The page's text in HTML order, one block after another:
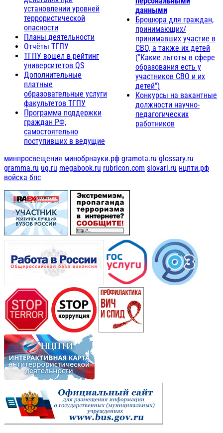
установлении уровней
террористической
опасности
Планы деятельности
Отчёты ТГПУ
ТГПУ вошел в рейтинг
университетов QS
Дополнительные
платные
образовательные услуги
факультетов ТГПУ
Программа поддержки
граждан РФ,
самостоятельно
поступивших в ведущие
данными
Брошюра для граждан,
принимающих/
принимавших участие в
СВО, а также их детей
("Какие льготы в сфере
образования есть у
участников СВО и их
детей")
Конкурсы на вакантные
должности научно-
педагогических
работников
минпросвещения минобрнауки.рф gramota.ru glossary.ru
gramma.ru ug.ru megabook.ru rubricon.com slovari.ru нцпти.рф
войска бпс